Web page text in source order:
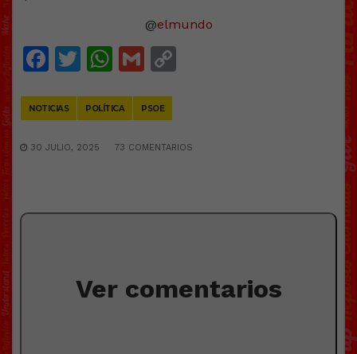
@elmundo
Facebook
Twitter
WhatsApp
Gmail
NOTICIAS POLÍTICA PSOE
30 JULIO, 2025 73 COMENTARIOS
Ver comentarios